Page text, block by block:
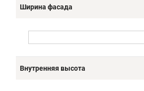
Ширина фасада
Внутренняя высота